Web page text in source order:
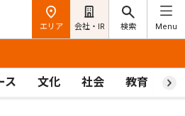
エリア 会社・IR 検索 Menu
ス 文化 社会 教育 ス